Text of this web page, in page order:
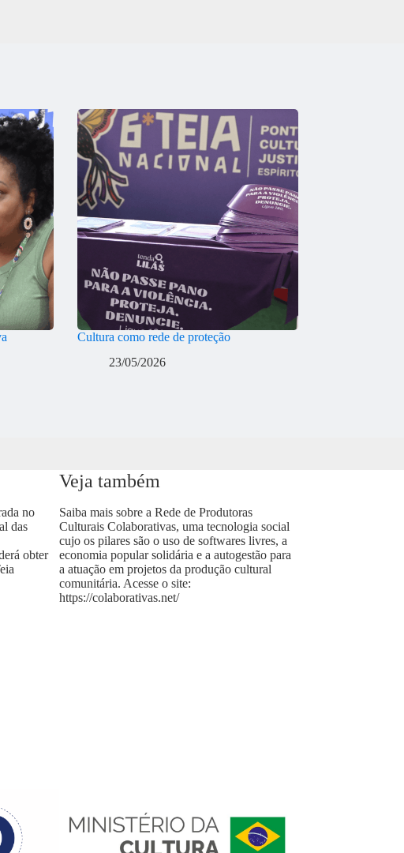
Cultura como rede de proteção
23/05/2026
no
das
obter
Veja também
Saiba mais sobre a Rede de Produtoras
Culturais Colaborativas, uma tecnologia social
cujo os pilares são o uso de softwares livres, a
economia popular solidária e a autogestão para
a atuação em projetos da produção cultural
comunitária. Acesse o site:
https://colaborativas.net/